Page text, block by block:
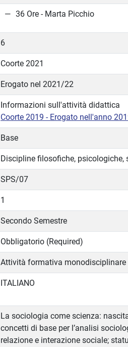
36 Ore - Marta Picchio
6
Coorte 2021
Erogato nel 2021/22
Informazioni sull'attività didattica
Coorte 2019 - Erogato nell'anno
Base
Discipline filosofiche,
SPS/07
1
Secondo Semestre
Obbligatorio (Required)
Attività formativa monodisciplinare
ITALIANO
La sociologia come scienza:
concetti di base per l’analisi
relazione e interazione sociale;